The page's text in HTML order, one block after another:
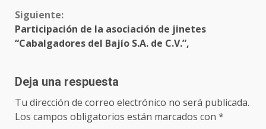
Siguiente:
Participación de la asociación de jinetes
“Cabalgadores del Bajío S.A. de C.V.”,
Deja una respuesta
Tu dirección de correo electrónico no será publicada.
Los campos obligatorios están marcados con *